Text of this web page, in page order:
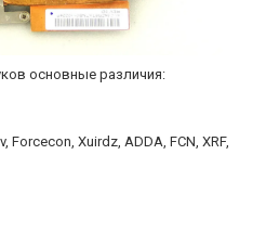
основные различия:
Xuirdz, ADDA, FCN, XRF,